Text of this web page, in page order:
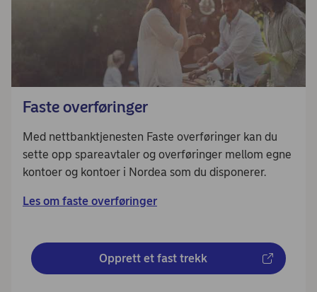
Faste overføringer
Med nettbanktjenesten Faste overføringer kan du
sette opp spareavtaler og overføringer mellom egne
kontoer og kontoer i Nordea som du disponerer.
Les om faste overføringer
Opprett et fast trekk